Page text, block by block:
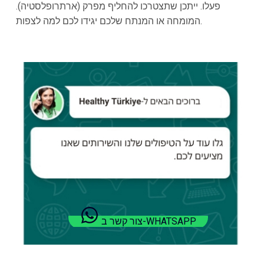
פעלו. ייתכן שתצטרכו להחליף מפרק (ארתרופלסטיה).
המומחה או המנתח שלכם יגידו לכם למה לצפות.
צור קשר ב-WHATSAPP